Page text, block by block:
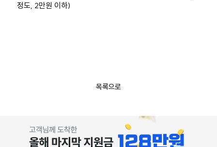
정도, 2만원 이하)
목록으로